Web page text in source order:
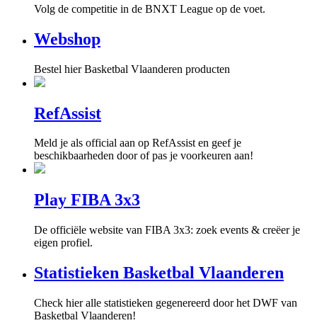
Volg de competitie in de BNXT League op de voet.
Webshop
Bestel hier Basketbal Vlaanderen producten
RefAssist
Meld je als official aan op RefAssist en geef je
beschikbaarheden door of pas je voorkeuren aan!
Play FIBA 3x3
De officiële website van FIBA 3x3: zoek events & creëer je
eigen profiel.
Statistieken Basketbal Vlaanderen
Check hier alle statistieken gegenereerd door het DWF van
Basketbal Vlaanderen!